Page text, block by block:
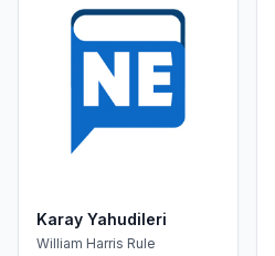
Karay Yahudileri
William Harris Rule